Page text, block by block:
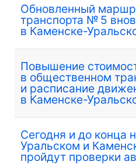
Обновленный
транспорта № 5
в Каменске-
Повышение
в общественном
и расписание
в Каменске-
Сегодня и до конца
Уральском и
пройдут проверки